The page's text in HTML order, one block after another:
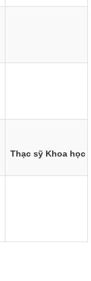
Thạc sỹ Khoa học